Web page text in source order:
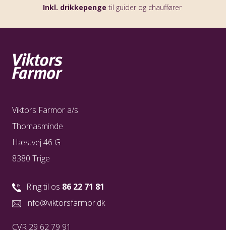
Inkl. drikkepenge til guider og chauffører
Viktors Farmor a/s
Thomasminde
Hæstvej 46 G
8380 Trige
Ring til os 86 22 71 81
info@viktorsfarmor.dk
CVR 29 62 79 91